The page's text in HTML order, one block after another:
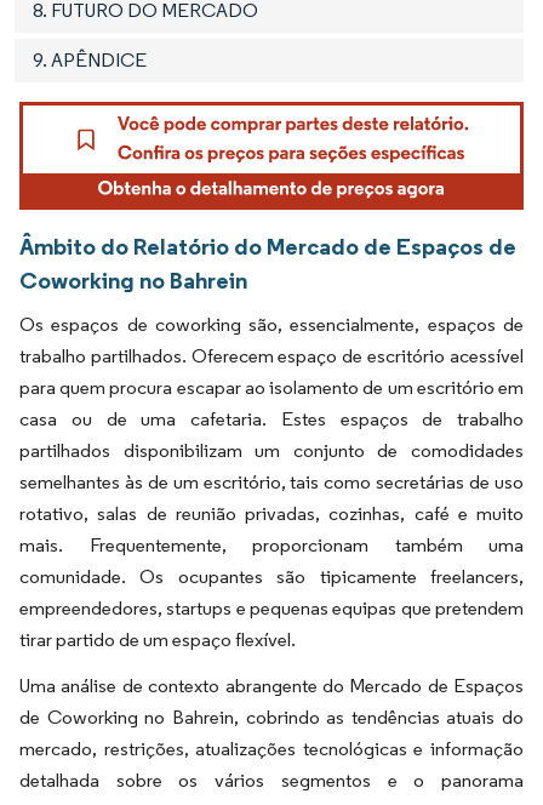
8. FUTURO DO MERCADO
9. APÊNDICE
Âmbito do Relatório do Mercado de Espaços de
Coworking no Bahrein
Os espaços de coworking são, essencialmente, espaços de
trabalho partilhados. Oferecem espaço de escritório acessível
para quem procura escapar ao isolamento de um escritório em
casa ou de uma cafetaria. Estes espaços de trabalho
partilhados disponibilizam um conjunto de comodidades
semelhantes às de um escritório, tais como secretárias de uso
rotativo, salas de reunião privadas, cozinhas, café e muito
mais. Frequentemente, proporcionam também uma
comunidade. Os ocupantes são tipicamente freelancers,
empreendedores, startups e pequenas equipas que pretendem
tirar partido de um espaço flexível.
Uma análise de contexto abrangente do Mercado de Espaços
de Coworking no Bahrein, cobrindo as tendências atuais do
mercado, restrições, atualizações tecnológicas e informação
detalhada sobre os vários segmentos e o panorama